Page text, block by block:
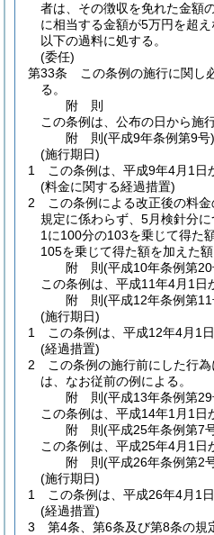
者は、その徴収を免れた金額
に相当する金額が5万円を超
以下の過料に処する。
(委任)
第33条
この条例の施行に関し
る。
附 則
この条例は、公布の日から施行
附 則(平成9年条例第9号)
(施行期日)
1
この条例は、平成9年4月1日
(料金に関する経過措置)
2
この条例による改正後の料
規定に係わらず、5月検針分
1に100分の103を乗じて得た
105を乗じて得た額を加えた額
附 則(平成10年条例第
この条例は、平成11年4月1日
附 則(平成12年条例第
(施行期日)
1
この条例は、平成12年4月1
(経過措置)
2
この条例の施行前にした行
は、なお従前の例による。
附 則(平成13年条例第
この条例は、平成14年1月1日
附 則(平成25年条例第7
この条例は、平成25年4月1日
附 則(平成26年条例第2
(施行期日)
1
この条例は、平成26年4月1
(経過措置)
3
第4条、第6条及び第8条の規